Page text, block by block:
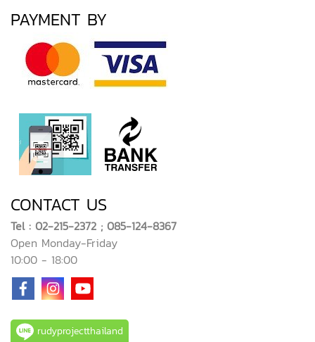
PAYMENT BY
CONTACT US
Tel : 02-215-2372 ; 085-124-8367
Open Monday-Friday
10:00 - 18:00
rudyprojectthailand